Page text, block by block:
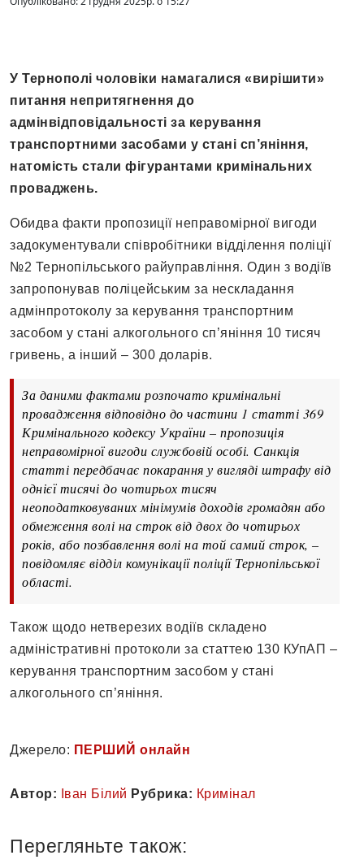
У Тернополі чоловіки намагалися «вирішити»
питання непритягнення до
адмінвідповідальності за керування
транспортними засобами у стані сп’яніння,
натомість стали фігурантами кримінальних
проваджень.
Обидва факти пропозиції неправомірної вигоди
задокументували співробітники відділення поліції
№2 Тернопільського райуправління. Один з водіїв
запропонував поліцейським за нескладання
адмінпротоколу за керування транспортним
засобом у стані алкогольного сп’яніння 10 тисяч
гривень, а інший – 300 доларів.
За даними фактами розпочато кримінальні
провадження відповідно до частини 1 статті 369
Кримінального кодексу України – пропозиція
неправомірної вигоди службовій особі. Санкція
статті передбачає покарання у вигляді штрафу від
однієї тисячі до чотирьох тисяч
неоподатковуваних мінімумів доходів громадян або
обмеження волі на строк від двох до чотирьох
років, або позбавлення волі на той самий строк, –
повідомляє відділ комунікації поліції Тернопільської
області.
Також щодо нетверезих водіїв складено
адміністративні протоколи за статтею 130 КУпАП –
керування транспортним засобом у стані
алкогольного сп’яніння.
Джерело: ПЕРШИЙ онлайн
Автор: Іван Білий Рубрика: Кримінал
Перегляньте також: